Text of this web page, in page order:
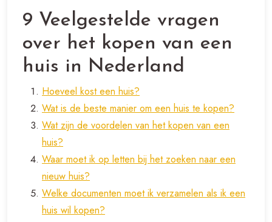
9 Veelgestelde vragen
over het kopen van een
huis in Nederland
Hoeveel kost een huis?
Wat is de beste manier om een huis te kopen?
Wat zijn de voordelen van het kopen van een
huis?
Waar moet ik op letten bij het zoeken naar een
nieuw huis?
Welke documenten moet ik verzamelen als ik een
huis wil kopen?